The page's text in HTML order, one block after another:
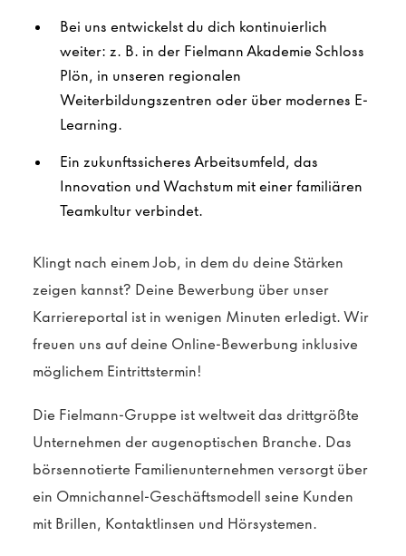
Bei uns entwickelst du dich kontinuierlich
weiter: z. B. in der Fielmann Akademie Schloss
Plön, in unseren regionalen
Weiterbildungszentren oder über modernes E-
Learning.
Ein zukunftssicheres Arbeitsumfeld, das
Innovation und Wachstum mit einer familiären
Teamkultur verbindet.
Klingt nach einem Job, in dem du deine Stärken
zeigen kannst? Deine Bewerbung über unser
Karriereportal ist in wenigen Minuten erledigt. Wir
freuen uns auf deine Online-Bewerbung inklusive
möglichem Eintrittstermin!
Die Fielmann-Gruppe ist weltweit das drittgrößte
Unternehmen der augenoptischen Branche. Das
börsennotierte Familienunternehmen versorgt über
ein Omnichannel-Geschäftsmodell seine Kunden
mit Brillen, Kontaktlinsen und Hörsystemen.